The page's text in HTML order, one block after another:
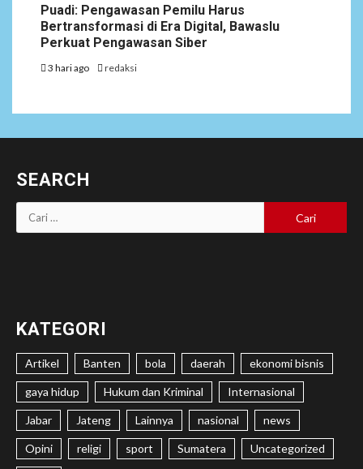
Puadi: Pengawasan Pemilu Harus
Bertransformasi di Era Digital, Bawaslu
Perkuat Pengawasan Siber
3 hari ago redaksi
SEARCH
Cari
untuk:
KATEGORI
Artikel Banten bola daerah ekonomi bisnis
gaya hidup Hukum dan Kriminal Internasional
Jabar Jateng Lainnya nasional news
Opini religi sport Sumatera Uncategorized